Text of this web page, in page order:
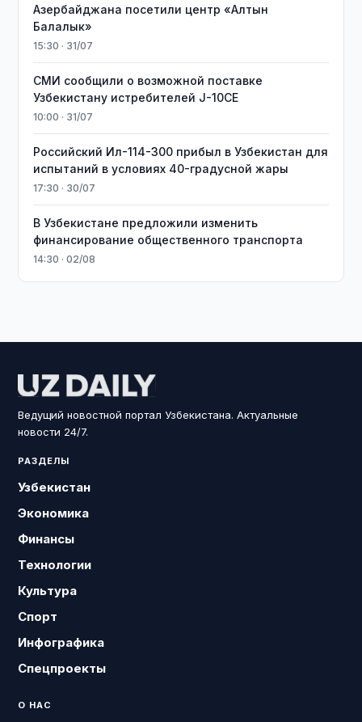
Азербайджана посетили центр «Алтын
Балалык»
15:30 · 31/07
СМИ сообщили о возможной поставке
Узбекистану истребителей J-10CE
10:00 · 31/07
Российский Ил-114-300 прибыл в Узбекистан для
испытаний в условиях 40-градусной жары
17:30 · 30/07
В Узбекистане предложили изменить
финансирование общественного транспорта
14:30 · 02/08
Ведущий новостной портал Узбекистана. Актуальные
новости 24/7.
РАЗДЕЛЫ
Узбекистан
Экономика
Финансы
Технологии
Культура
Спорт
Инфографика
Спецпроекты
О НАС